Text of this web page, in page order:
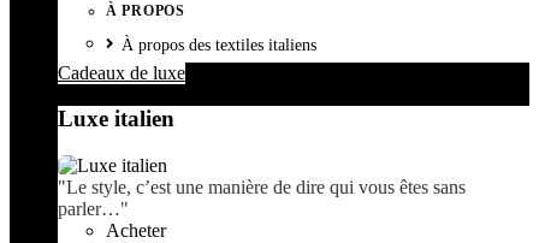
À PROPOS
À propos des textiles italiens
Cadeaux de luxe
Luxe italien
"Le style, c’est une manière de dire qui vous êtes sans
parler…"
Acheter